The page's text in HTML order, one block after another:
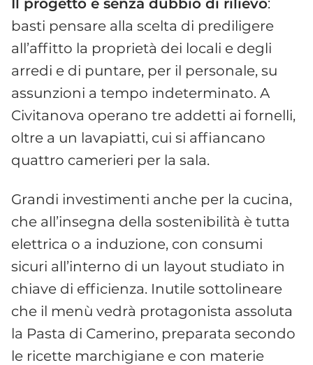
Il progetto è senza dubbio di rilievo:
basti pensare alla scelta di prediligere
all’affitto la proprietà dei locali e degli
arredi e di puntare, per il personale, su
assunzioni a tempo indeterminato. A
Civitanova operano tre addetti ai fornelli,
oltre a un lavapiatti, cui si affiancano
quattro camerieri per la sala.
Grandi investimenti anche per la cucina,
che all’insegna della sostenibilità è tutta
elettrica o a induzione, con consumi
sicuri all’interno di un layout studiato in
chiave di efficienza. Inutile sottolineare
che il menù vedrà protagonista assoluta
la Pasta di Camerino, preparata secondo
le ricette marchigiane e con materie